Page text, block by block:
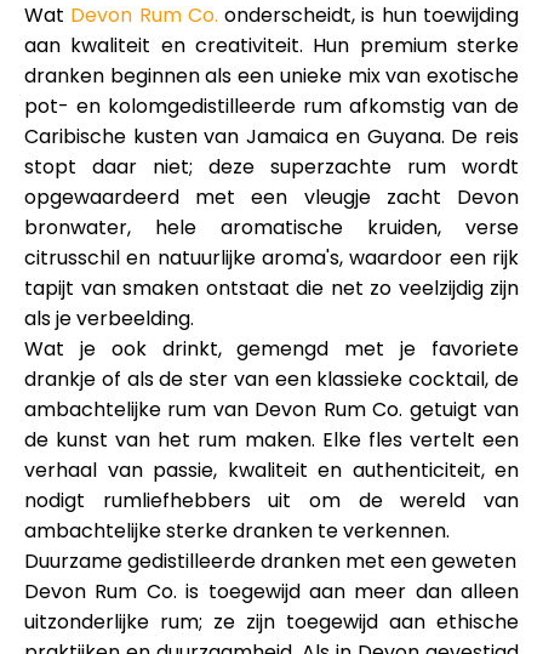
Neem contact op
Hulp
Mijn Account
Financiering krijgen
ask@scrambleup.com
+372 712 2955
Wat Devon Rum Co. onderscheidt, is hun toewijding
aan kwaliteit en creativiteit. Hun premium sterke
dranken beginnen als een unieke mix van exotische
pot- en kolomgedistilleerde rum afkomstig van de
Caribische kusten van Jamaica en Guyana. De reis
stopt daar niet; deze superzachte rum wordt
opgewaardeerd met een vleugje zacht Devon
bronwater, hele aromatische kruiden, verse
citrusschil en natuurlijke aroma's, waardoor een rijk
tapijt van smaken ontstaat die net zo veelzijdig zijn
als je verbeelding.
Wat je ook drinkt, gemengd met je favoriete
drankje of als de ster van een klassieke cocktail, de
ambachtelijke rum van Devon Rum Co. getuigt van
de kunst van het rum maken. Elke fles vertelt een
verhaal van passie, kwaliteit en authenticiteit, en
nodigt rumliefhebbers uit om de wereld van
ambachtelijke sterke dranken te verkennen.
Duurzame gedistilleerde dranken met een geweten
Devon Rum Co. is toegewijd aan meer dan alleen
uitzonderlijke rum; ze zijn toegewijd aan ethische